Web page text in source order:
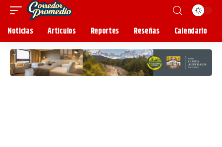
Noticias Artículos Reportes Reseñas Calendario